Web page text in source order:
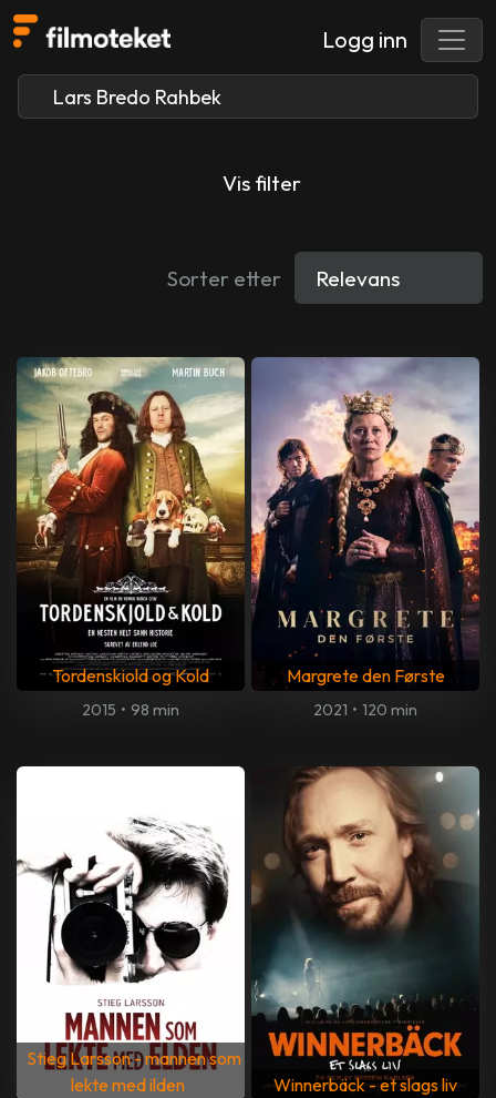
Logg inn
Vis filter
Sorter etter
Tordenskiold og Kold
2015 • 98 min
Margrete den Første
2021 • 120 min
Stieg Larsson - mannen som
lekte med ilden
Winnerbäck - et slags liv